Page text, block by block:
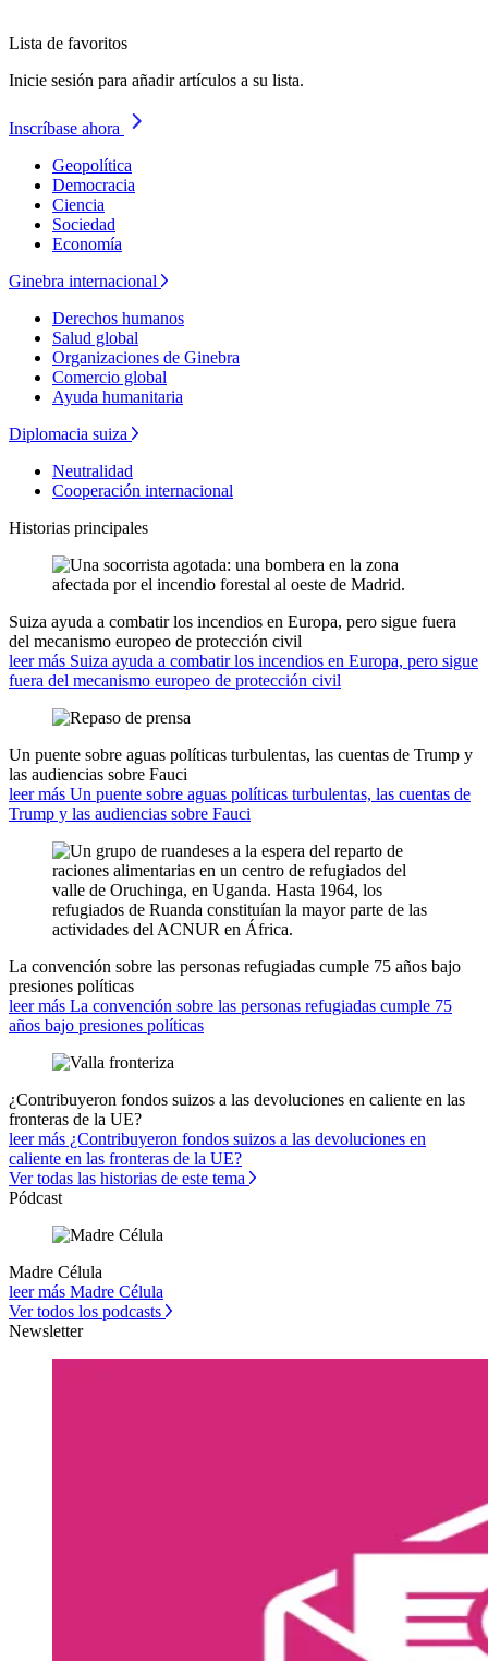
Lista de favoritos
Inicie sesión para añadir artículos a su lista.
Inscríbase ahora
Geopolítica
Democracia
Ciencia
Sociedad
Economía
Ginebra internacional
Derechos humanos
Salud global
Organizaciones de Ginebra
Comercio global
Ayuda humanitaria
Diplomacia suiza
Neutralidad
Cooperación internacional
Historias principales
Suiza ayuda a combatir los incendios en Europa, pero sigue fuera
del mecanismo europeo de protección civil
leer más Suiza ayuda a combatir los incendios en Europa, pero sigue
fuera del mecanismo europeo de protección civil
Un puente sobre aguas políticas turbulentas, las cuentas de Trump y
las audiencias sobre Fauci
leer más Un puente sobre aguas políticas turbulentas, las cuentas de
Trump y las audiencias sobre Fauci
La convención sobre las personas refugiadas cumple 75 años bajo
presiones políticas
leer más La convención sobre las personas refugiadas cumple 75
años bajo presiones políticas
¿Contribuyeron fondos suizos a las devoluciones en caliente en las
fronteras de la UE?
leer más ¿Contribuyeron fondos suizos a las devoluciones en
caliente en las fronteras de la UE?
Ver todas las historias de este tema
Pódcast
Madre Célula
leer más Madre Célula
Ver todos los podcasts
Newsletter